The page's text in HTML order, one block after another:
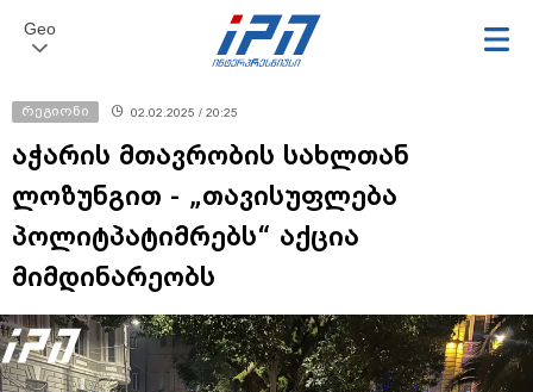
Geo
რეგიონი 02.02.2025 / 20:25
აჭარის მთავრობის სახლთან
ლოზუნგით - „თავისუფლება
პოლიტპატიმრებს“ აქცია
მიმდინარეობს